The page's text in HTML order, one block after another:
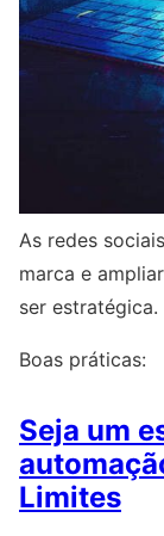
As redes
marca e
ser estratégica.
Boas práticas:
Seja um
Limites